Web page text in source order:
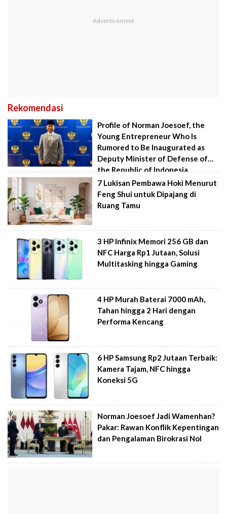
Rekomendasi
Profile of Norman Joesoef, the
Young Entrepreneur Who Is
Rumored to Be Inaugurated as
Deputy Minister of Defense of
the Republic of Indonesia
7 Lukisan Pembawa Hoki Menurut
Feng Shui untuk Dipajang di
Ruang Tamu
3 HP Infinix Memori 256 GB dan
NFC Harga Rp1 Jutaan, Solusi
Multitasking hingga Gaming
4 HP Murah Baterai 7000 mAh,
Tahan hingga 2 Hari dengan
Performa Kencang
6 HP Samsung Rp2 Jutaan Terbaik:
Kamera Tajam, NFC hingga
Koneksi 5G
Norman Joesoef Jadi Wamenhan?
Pakar: Rawan Konflik Kepentingan
dan Pengalaman Birokrasi Nol